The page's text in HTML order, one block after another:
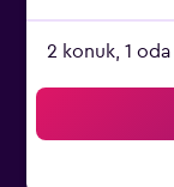
2 konuk, 1 oda